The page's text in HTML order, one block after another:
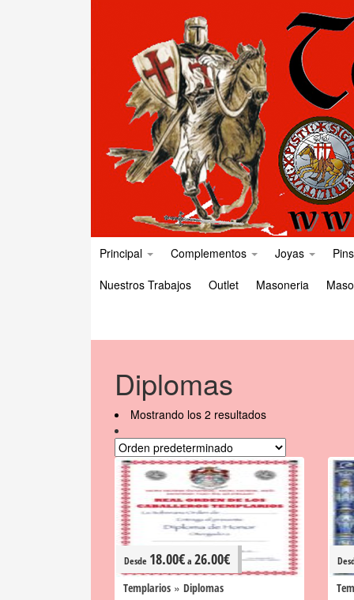
Principal Complementos Joyas
Pins
Nuestros Trabajos
Outlet Masoneria
Diplomas
Mostrando los 2 resultados
Desde 18.00€a 26.00€
Templarios » Diplomas